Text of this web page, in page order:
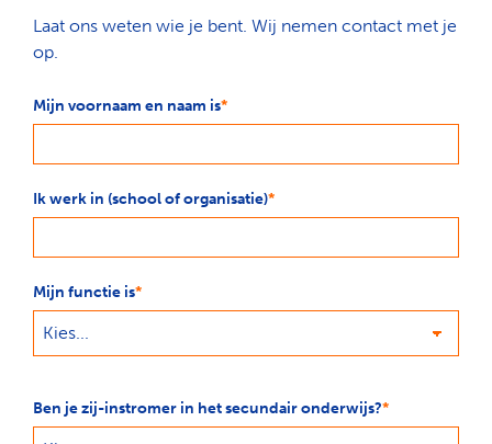
Laat ons weten wie je bent. Wij nemen contact met je
op.
Mijn voornaam en naam is
Ik werk in (school of organisatie)
Mijn functie is
Ben je zij-instromer in het secundair onderwijs?